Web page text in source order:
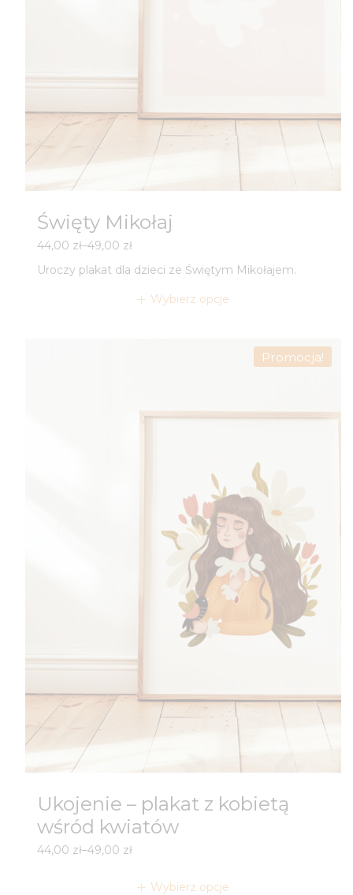
Święty Mikołaj
44,00 zł–49,00 zł
Zakres
od
Uroczy plakat dla dzieci ze Świętym Mikołajem.
Wybierz opcje
Promocja!
Ukojenie – plakat z kobietą
wśród kwiatów
44,00 zł–49,00 zł
Zakres
Wybierz opcje